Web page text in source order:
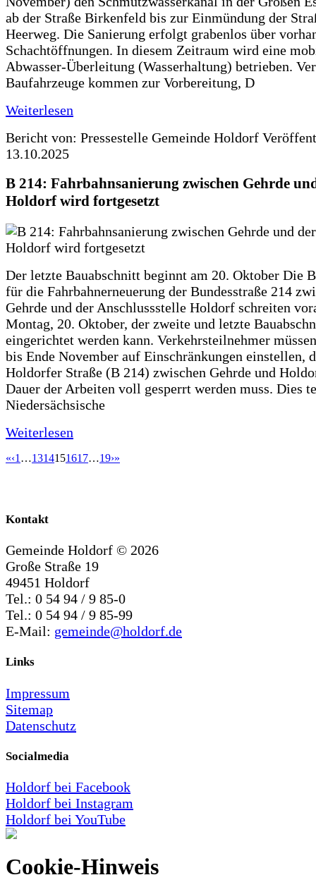
ab der Straße Birkenfeld bis zur Einmündung der
Heerweg. Die Sanierung erfolgt grabenlos über
Schachtöffnungen. In diesem Zeitraum wird eine
Abwasser-Überleitung (Wasserhaltung) betrieben.
Baufahrzeuge kommen zur Vorbereitung, D
Weiterlesen
Bericht von: Pressestelle Gemeinde Holdorf
13.10.2025
B 214: Fahrbahnsanierung zwischen Gehrde
Holdorf wird fortgesetzt
Der letzte Bauabschnitt beginnt am 20. Oktober Die
für die Fahrbahnerneuerung der Bundesstraße 214
Gehrde und der Anschlussstelle Holdorf schreiten
Montag, 20. Oktober, der zweite und letzte
eingerichtet werden kann. Verkehrsteilnehmer
bis Ende November auf Einschränkungen einstellen,
Holdorfer Straße (B 214) zwischen Gehrde und
Dauer der Arbeiten voll gesperrt werden muss. Dies
Niedersächsische
Weiterlesen
«‹1 …1314151617…19›»
Kontakt
Gemeinde Holdorf © 2026
Große Straße 19
49451 Holdorf
Tel.: 0 54 94 / 9 85-0
Tel.: 0 54 94 / 9 85-99
E-Mail: gemeinde@holdorf.de
Links
Impressum
Sitemap
Datenschutz
Socialmedia
Holdorf bei Facebook
Holdorf bei Instagram
Holdorf bei YouTube
Cookie-Hinweis